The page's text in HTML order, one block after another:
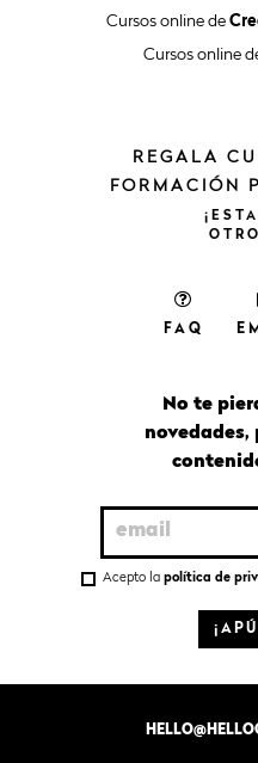
Cursos online de
Cursos online
REGALA
FORMACIÓN
No te
novedades,
Acepto la política de
OTRO
FAQ